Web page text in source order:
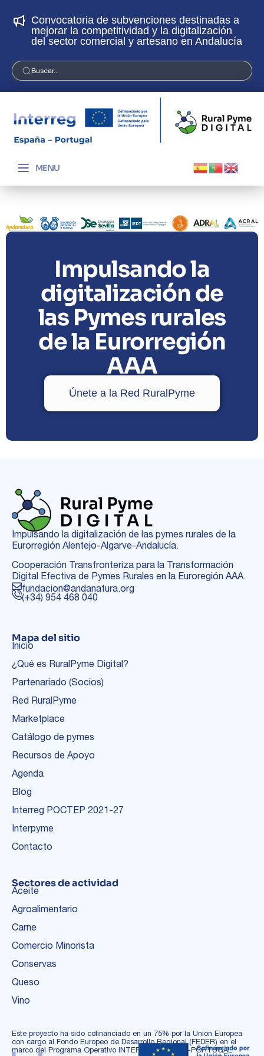
Convocatoria de subvenciones destinadas a
mejorar la competitividad y la digitalización
del sector comercial y artesano en Andalucía
Buscar...
MENU
Impulsando la
digitalización de
las Pymes rurales
de la Eurorregión
AAA
Únete a la Red RuralPyme
Impulsando la digitalización de las pymes rurales de la
Eurorregión Alentejo-Algarve-Andalucía.
Cooperación Transfronteriza para la Transformación
Digital Efectiva de Pymes Rurales en la Euroregión AAA.
fundacion@andanatura.org
(+34) 954 468 040
Mapa del sitio
Inicio
¿Qué es RuralPyme Digital?
Partenariado (Socios)
Red RuralPyme
Marketplace
Catálogo de pymes
Recursos de Apoyo
Agenda
Blog
Interreg POCTEP 2021-27
Interpyme
Contacto
Sectores de actividad
Aceite
Agroalimentario
Carne
Comercio Minorista
Conservas
Queso
Vino
Este proyecto ha sido cofinanciado en un 75% por la Unión Europea
con cargo al Fondo Europeo de Desarrollo Regional (FEDER) en el
marco del Programa Operativo INTERREG ESPAÑA-PORTUGAL.